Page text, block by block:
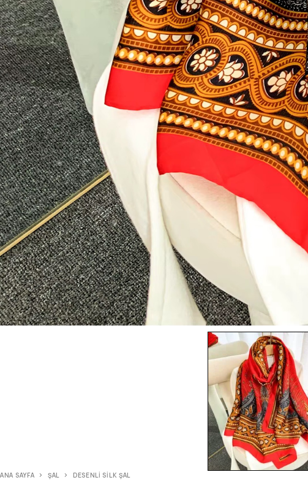
ANA SAYFA ŞAL DESENLI SILK ŞAL